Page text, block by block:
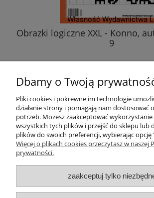
Obrazki logiczne XXL - Konno,
9
do koszyka
Pomoc
Moje konto
Informacje
Dbamy o Twoją
Pliki cookies i pokrewne im technologie
działanie strony i pomagają nam dostosować
potrzeb. Możesz zaakceptować wykorzystanie
wszystkich tych plików i przejść do sklepu lub
plików do swoich preferencji, wybierając
Więcej o plikach cookies przeczytasz w naszej
prywatności.
zaakceptuj tylko